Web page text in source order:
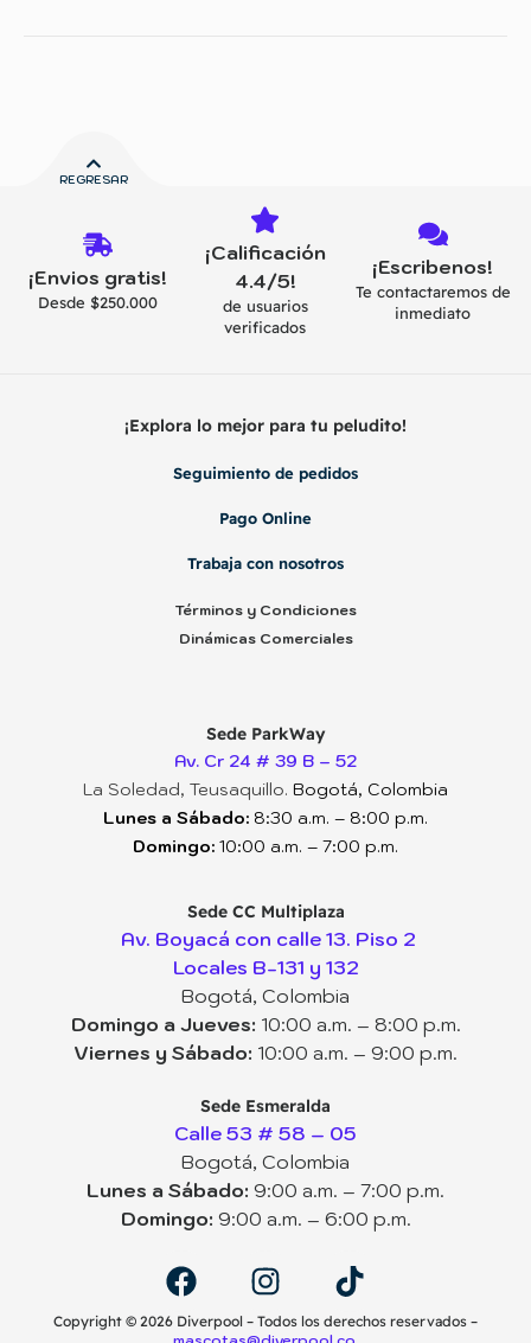
REGRESAR
¡Envios gratis!
Desde $250.000
¡Calificación
4.4/5!
de usuarios
verificados
¡Escribenos!
Te contactaremos de
inmediato
¡Explora lo mejor para tu peludito!
Seguimiento de pedidos
Pago Online
Trabaja con nosotros
Términos y Condiciones
Dinámicas Comerciales
Sede ParkWay
Av. Cr 24 # 39 B – 52
La Soledad, Teusaquillo. Bogotá, Colombia
Lunes a Sábado: 8:30 a.m. – 8:00 p.m.
Domingo: 10:00 a.m. – 7:00 p.m.
Sede CC Multiplaza
Av. Boyacá con calle 13. Piso 2
Locales B-131 y 132
Bogotá, Colombia
Domingo a Jueves: 10:00 a.m. – 8:00 p.m.
Viernes y Sábado: 10:00 a.m. – 9:00 p.m.
Sede Esmeralda
Calle 53 # 58 – 05
Bogotá, Colombia
Lunes a Sábado: 9:00 a.m. – 7:00 p.m.
Domingo: 9:00 a.m. – 6:00 p.m.
Copyright ©️ 2026 Diverpool – Todos los derechos reservados –